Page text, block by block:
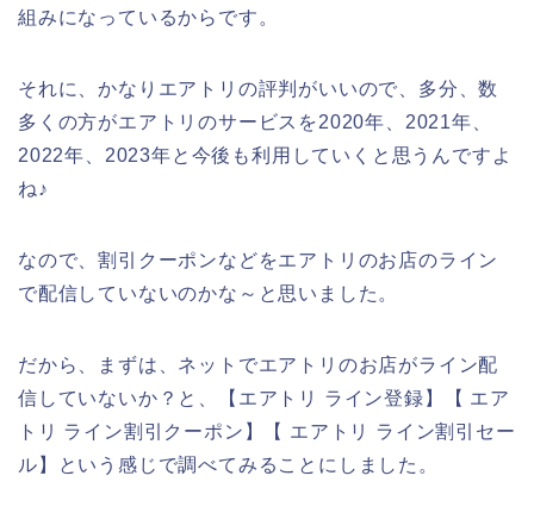
組みになっているからです。
それに、かなりエアトリの評判がいいので、多分、数
多くの方がエアトリのサービスを2020年、2021年、
2022年、2023年と今後も利用していくと思うんですよ
ね♪
なので、割引クーポンなどをエアトリのお店のライン
で配信していないのかな～と思いました。
だから、まずは、ネットでエアトリのお店がライン配
信していないか？と、【エアトリ ライン登録】【 エア
トリ ライン割引クーポン】【 エアトリ ライン割引セー
ル】という感じで調べてみることにしました。